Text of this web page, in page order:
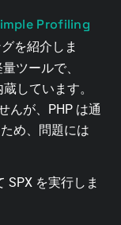
Profiling
を紹介しま
ツールで、
しています。
んが、PHP は通
め、問題には
SPX を実行しま